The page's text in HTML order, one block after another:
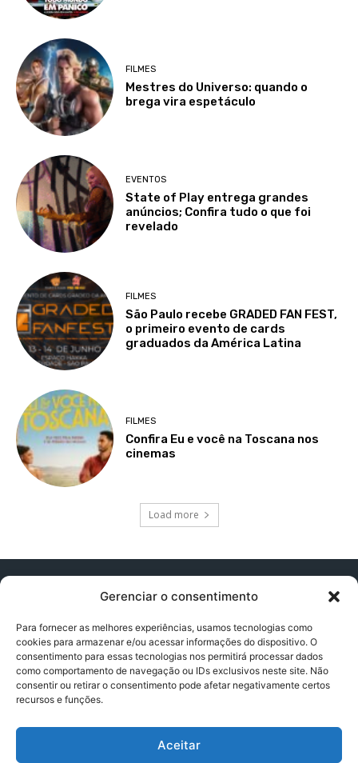
Gerenciar o consentimento
Para fornecer as melhores experiências, usamos tecnologias como
cookies para armazenar e/ou acessar informações do dispositivo. O
consentimento para essas tecnologias nos permitirá processar dados
como comportamento de navegação ou IDs exclusivos neste site. Não
consentir ou retirar o consentimento pode afetar negativamente certos
recursos e funções.
Aceitar
FILMES
Mestres do Universo: quando o
brega vira espetáculo
EVENTOS
State of Play entrega grandes
anúncios; Confira tudo o que foi
revelado
FILMES
São Paulo recebe GRADED FAN FEST,
o primeiro evento de cards
graduados da América Latina
FILMES
Confira Eu e você na Toscana nos
cinemas
Load more
Contato:contatopapogeek@gmail.com
Política de Privacidade